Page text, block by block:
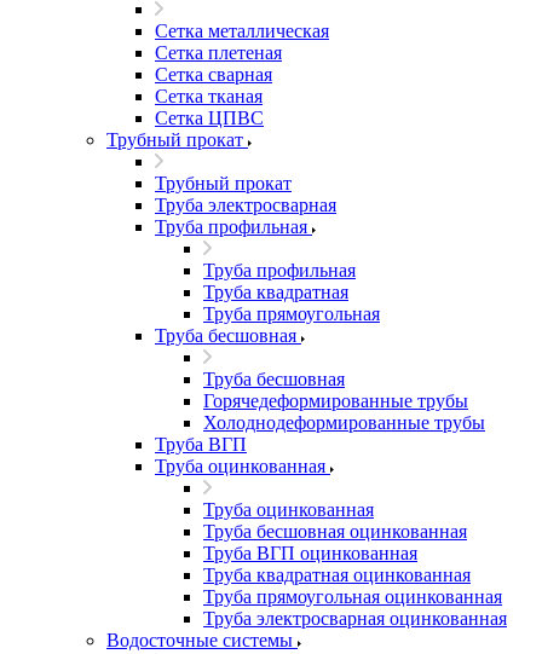
Сетка металлическая
Сетка плетеная
Сетка сварная
Сетка тканая
Сетка ЦПВС
Трубный прокат
Трубный прокат
Труба электросварная
Труба профильная
Труба профильная
Труба квадратная
Труба прямоугольная
Труба бесшовная
Труба бесшовная
Горячедеформированные трубы
Холоднодеформированные трубы
Труба ВГП
Труба оцинкованная
Труба оцинкованная
Труба бесшовная оцинкованная
Труба ВГП оцинкованная
Труба квадратная оцинкованная
Труба прямоугольная оцинкованная
Труба электросварная оцинкованная
Водосточные системы